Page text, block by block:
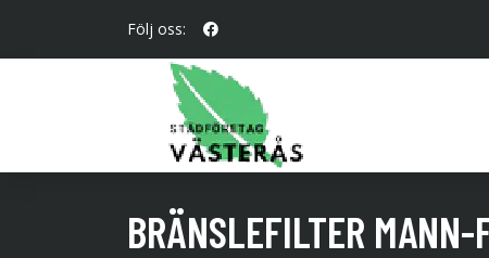
Följ oss:
BRÄNSLEFILTER